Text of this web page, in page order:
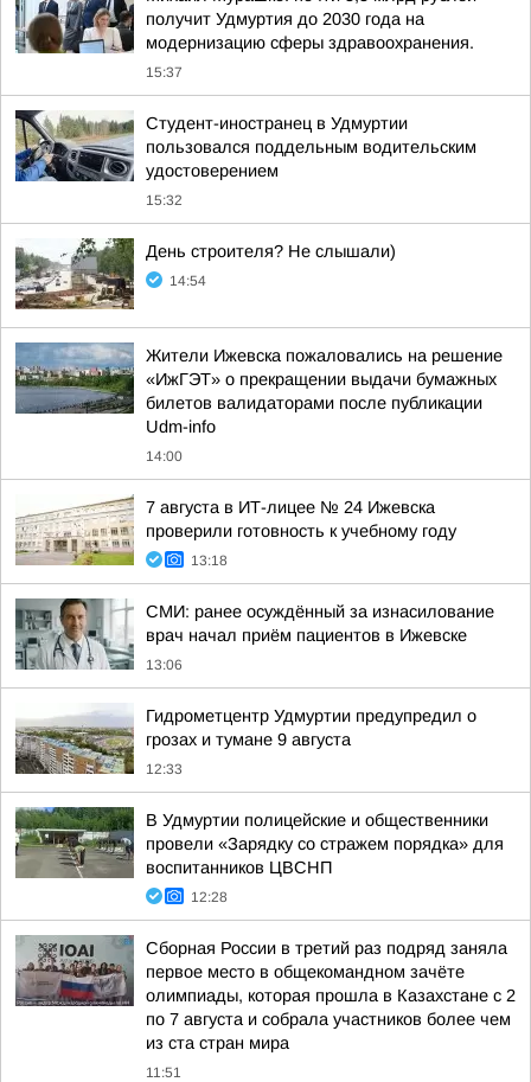
получит Удмуртия до 2030 года на
модернизацию сферы здравоохранения.
15:37
Студент-иностранец в Удмуртии
пользовался поддельным водительским
удостоверением
15:32
День строителя? Не слышали)
14:54
Жители Ижевска пожаловались на решение
«ИжГЭТ» о прекращении выдачи бумажных
билетов валидаторами после публикации
Udm-info
14:00
7 августа в ИТ-лицее № 24 Ижевска
проверили готовность к учебному году
13:18
СМИ: ранее осуждённый за изнасилование
врач начал приём пациентов в Ижевске
13:06
Гидрометцентр Удмуртии предупредил о
грозах и тумане 9 августа
12:33
В Удмуртии полицейские и общественники
провели «Зарядку со стражем порядка» для
воспитанников ЦВСНП
12:28
Сборная России в третий раз подряд заняла
первое место в общекомандном зачёте
олимпиады, которая прошла в Казахстане с 2
по 7 августа и собрала участников более чем
из ста стран мира
11:51